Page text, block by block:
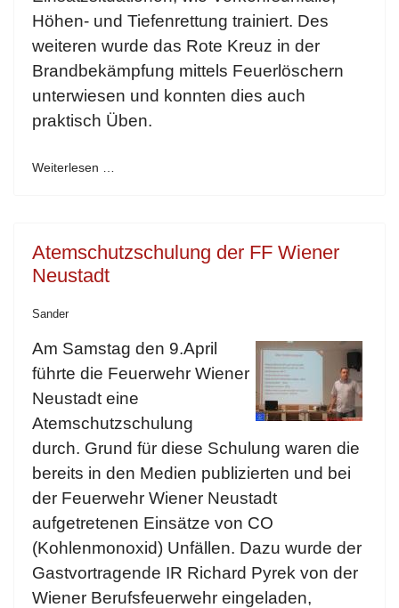
Höhen- und Tiefenrettung trainiert. Des
weiteren wurde das Rote Kreuz in der
Brandbekämpfung mittels Feuerlöschern
unterwiesen und konnten dies auch
praktisch Üben.
Weiterlesen …
Atemschutzschulung der FF Wiener
Neustadt
Sander
Am Samstag den 9.April
führte die Feuerwehr Wiener
Neustadt eine
Atemschutzschulung
durch. Grund für diese Schulung waren die
bereits in den Medien publizierten und bei
der Feuerwehr Wiener Neustadt
aufgetretenen Einsätze von CO
(Kohlenmonoxid) Unfällen. Dazu wurde der
Gastvortragende IR Richard Pyrek von der
Wiener Berufsfeuerwehr eingeladen,